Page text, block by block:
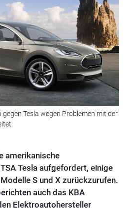
Tesla wegen Problemen mit der
amerikanische
Tesla aufgefordert, einige
S und X zurückzurufen.
auch das KBA
Elektroautohersteller